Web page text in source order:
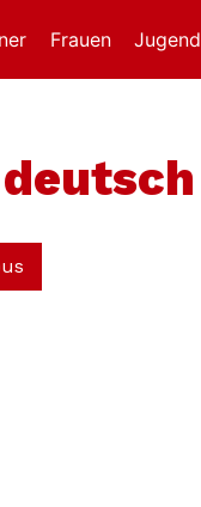
Frauen Jugend